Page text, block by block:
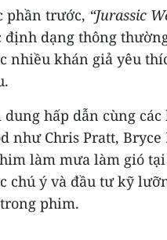
phần trước, “Jurassic
định dạng thông
nhiều khán giả yêu
dung hấp dẫn cùng
như Chris Pratt,
làm mưa làm gió
chú ý và đầu tư kỹ
phim.